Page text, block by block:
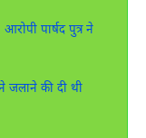
पार्षद पुत्र ने
जलाने की दी थी